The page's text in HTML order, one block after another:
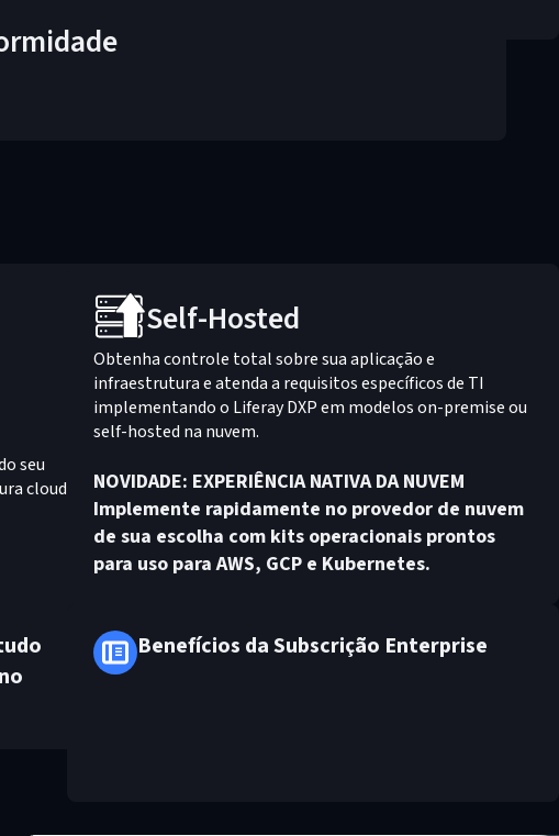
seu
cloud
Self-Hosted
Obtenha controle total sobre sua aplicação e
infraestrutura e atenda a requisitos específicos de TI
implementando o Liferay DXP em modelos on-premise ou
self-hosted na nuvem.
NOVIDADE: EXPERIÊNCIA NATIVA DA NUVEM
Implemente rapidamente no provedor de nuvem
de sua escolha com kits operacionais prontos
para uso para AWS, GCP e Kubernetes.
Benefícios da Subscrição Enterprise